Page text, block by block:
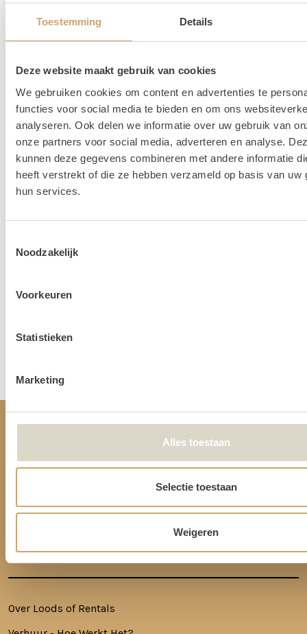
Toestemming Details
Deze website maakt gebruik van cookies
We gebruiken cookies om content en advertenties te
functies voor social media te bieden en om ons
analyseren. Ook delen we informatie over uw gebruik van
onze partners voor social media, adverteren en analyse.
kunnen deze gegevens combineren met andere informatie
heeft verstrekt of die ze hebben verzameld op basis van uw
hun services.
Noodzakelijk
Voorkeuren
Statistieken
Marketing
Alles toestaan
Selectie toestaan
Weigeren
Lees hier alle veelgestelde vragen over het huren bij
Disclaimer: Dit product is een verhuurproduct en kan gebruikssporen bevatten zoals krassen, deuken
+31620217366
Over Loods of Rentals